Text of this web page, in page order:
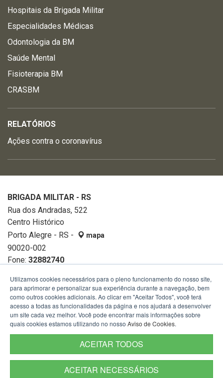
Hospitais da Brigada Militar
Especialidades Médicas
Odontologia da BM
Saúde Mental
Fisioterapia BM
CRASBM
RELATÓRIOS
Ações contra o coronavírus
BRIGADA MILITAR - RS
Rua dos Andradas, 522
Centro Histórico
Porto Alegre - RS -
mapa
90020-002
Fone: 32882740
Utilizamos cookies necessários para o pleno funcionamento do nosso site,
para aprimorar e personalizar sua experiência durante a navegação, bem
como outros cookies adicionais. Ao clicar em "Aceitar Todos", você terá
acesso a todas as funcionalidades da página e nos ajudará a desenvolver
um site cada vez melhor. Você pode encontrar mais informações sobre
quais cookies estamos utilizando no nosso Aviso de Cookies.
ACEITAR TODOS
ACEITAR NECESSÁRIOS